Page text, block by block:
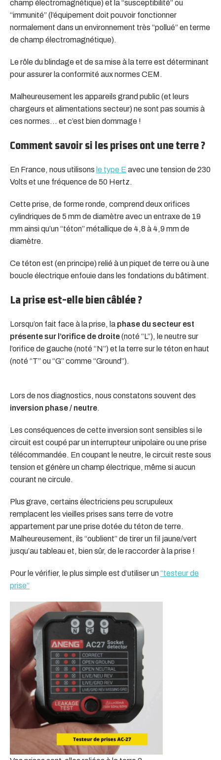
champ électromagnétique) et la “susceptibilité” ou
“immunité” (l’équipement doit pouvoir fonctionner
normalement dans un environnement très “pollué” en terme
de champ électromagnétique).
Le rôle du blindage et de sa mise à la terre est déterminant
pour assurer la conformité aux normes CEM.
Malheureusement les appareils grand public (et leurs
chargeurs et alimentations secteur) ne sont pas soumis à
ces normes… et c’est bien dommage !
Comment savoir si les prises ont une terre ?
En France, nous utilisons le type E avec une tension de 230
Volts et une fréquence de 50 Hertz.
Cette prise, de forme ronde, comprend deux orifices
cylindriques de 5 mm de diamètre avec un entraxe de 19
mm ainsi qu’un “téton” métallique de 4,8 à 4,9 mm de
diamètre.
Ce téton est (en principe) relié à un piquet de terre ou à une
boucle électrique enfouie dans les fondations du bâtiment.
La prise est-elle bien câblée ?
Lorsqu’on fait face à la prise, la phase du secteur est
présente sur l’orifice de droite(noté “L”), le neutre sur
l’orifice de gauche (noté “N”) et la terre sur le téton en haut
(noté “T” ou “G” comme “Ground”).
Lors de nos diagnostics, nous constatons souvent des
inversion phase / neutre.
Les conséquences de cette inversion sont sensibles si le
circuit est coupé par un interrupteur unipolaire ou une prise
télécommandée. En coupant le neutre, le circuit reste sous
tension et génère un champ électrique, même si aucun
courant ne circule.
Plus grave, certains électriciens peu scrupuleux
remplacent les vieilles prises sans terre de votre
appartement par une prise dotée du téton de terre.
Malheureusement, ils “oublient” de tirer un fil jaune/vert
jusqu’au tableau et, bien sûr, de le raccorder à la prise !
Pour le vérifier, le plus simple est d’utiliser un“testeur de
prise”